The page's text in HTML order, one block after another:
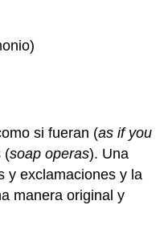
si fueran (as if you
(soap operas). Una
y exclamaciones y la
manera original y